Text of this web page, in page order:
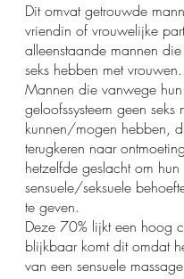
Dit omvat getrouwde
vriendin of vrouwelijke
alleenstaande mannen die
seks hebben met vrouwen.
Mannen die vanwege
geloofssysteem geen seks
kunnen/mogen hebben,
terugkeren naar
hetzelfde geslacht om hun
sensuele/seksuele
te geven.
Deze 70% lijkt een hoog
blijkbaar komt dit omdat
van een sensuele